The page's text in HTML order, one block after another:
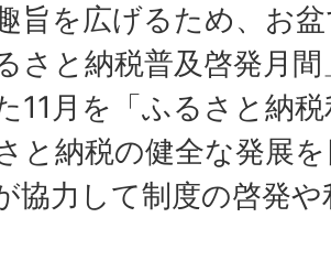
旨を広げるため、お
さと納税普及啓発月
11月を「ふるさと納
と納税の健全な発展
協力して制度の啓発